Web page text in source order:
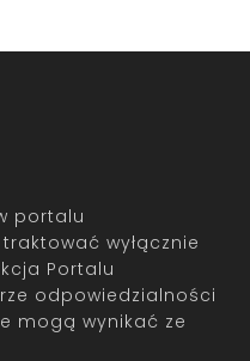
portalu
wyłącznie
Portalu
odpowiedzialności
mogą wynikać ze